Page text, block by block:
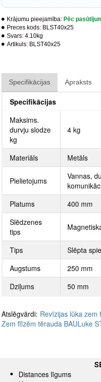
Krājumu pieejamība: Pēc
Preces kods: BLST40x25
Svars: 4.10kg
Artikuls: BLST40x25
Specifikācijas Apraksts
Specifikācijas
Maksims.
durvju slodze
kg
4 kg
Materiāls Metāls
Pielietojums
Vannas,
Platums
400 mm
Slēdzenes
tips
Tips
Slēpta
Augstums
250 mm
Dziļums
50 mm
Atslēgvārdi: Revīzijas lūka zem
Zem flīzēm tērauda BAULuke
Distances līgums